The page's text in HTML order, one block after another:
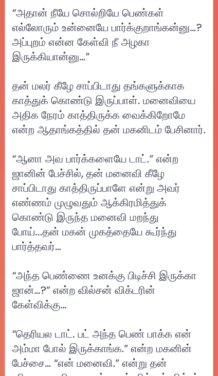
“அதான் நீயே சொல்றியே பெண்கள்
எல்லோரும் உன்னையே பார்க்குறாங்கன்னு…?
அப்புறம் என்ன கேள்வி நீ அழகா
இருக்கியான்னு…”
தன் மலர் கீழே சாப்பிடாது தங்களுக்காக
காத்துக் கொண்டு இருப்பாள். மனைவியை
அதிக நேரம் காத்திருக்க வைக்கிறோமே
என்ற ஆதாங்கத்தில் தன் மகனிடம் பேசினார்.
“ஆனா அவ பார்க்களையே டாட்.” என்ற
ஜானின் பேச்சில், தன் மனைவி கீழே
சாப்பிடாது காத்திருப்பாளே என்று அவர்
எண்ணம் முழுவதும் ஆக்கிரமித்துக்
கொண்டு இருந்த மனைவி மறந்து
போய்...தன் மகன் முகத்தையே கூர்ந்து
பார்த்தவர்…
“அந்த பெண்ணை உனக்கு பிடிச்சி இருக்கா
ஜான்…?” என்ற வில்சன் விக்டரின்
கேள்விக்கு…
“தெரியல டாட். பட் அந்த பெண் பாக்க என்
அம்மா போல் இருக்காங்க.” என்ற மகனின்
பேச்சை… “என் மனைவி.” என்று தன்